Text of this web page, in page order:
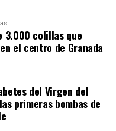
3.000 colillas que
el centro de Granada
del Virgen del
primeras bombas de